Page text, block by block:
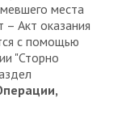
места
Акт оказания
с помощью
"Сторно